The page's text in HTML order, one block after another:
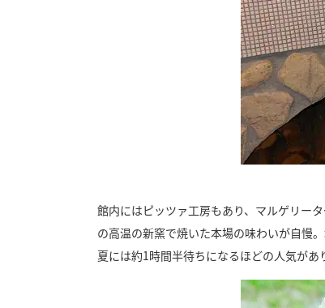
館内にはピッツァ工房もあり、マルゲリー
の高温の新窯で焼いた本場の味わいが自慢
夏には約1時間半待ちになるほどの人気があ